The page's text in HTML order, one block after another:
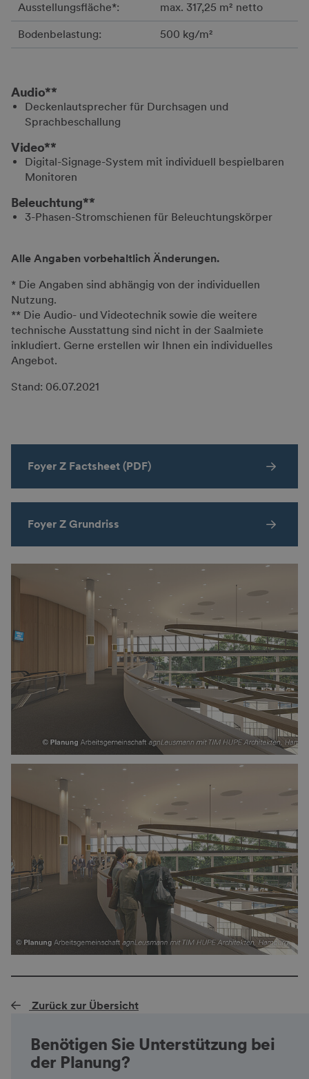
Ausstellungsfläche*: max. 317,25 m² netto
Bodenbelastung: 500 kg/m²
Audio**
Deckenlautsprecher für Durchsagen und
Sprachbeschallung
Video**
Digital-Signage-System mit individuell bespielbaren
Monitoren
Beleuchtung**
3-Phasen-Stromschienen für Beleuchtungskörper
Alle Angaben vorbehaltlich Änderungen.
* Die Angaben sind abhängig von der individuellen
Nutzung.
** Die Audio- und Videotechnik sowie die weitere
technische Ausstattung sind nicht in der Saalmiete
inkludiert. Gerne erstellen wir Ihnen ein individuelles
Angebot.
Stand: 06.07.2021
Foyer Z Factsheet (PDF)
Foyer Z Grundriss
Zurück zur Übersicht
Benötigen Sie Unterstützung bei
der Planung?